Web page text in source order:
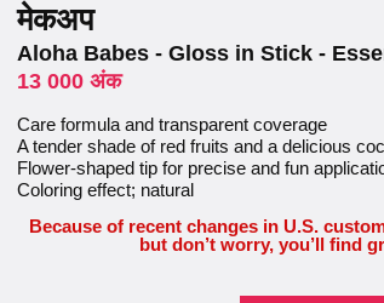
मेकअप
Aloha Babes - Gloss in Stick -
13 000 अंक
Care formula and transparent coverage
A tender shade of red fruits and a delicious
Flower-shaped tip for precise and fun
Coloring effect; natural
Because of recent changes in U.S.
but don’t worry, you’ll find